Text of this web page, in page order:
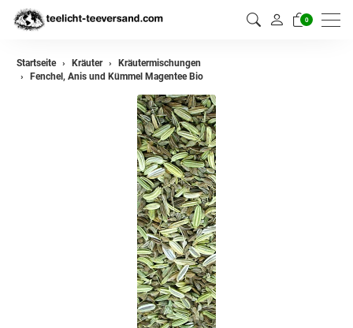
0
zurück
Startseite Kräuter
Kräutermischungen
Fenchel, Anis und Kümmel Magentee Bio